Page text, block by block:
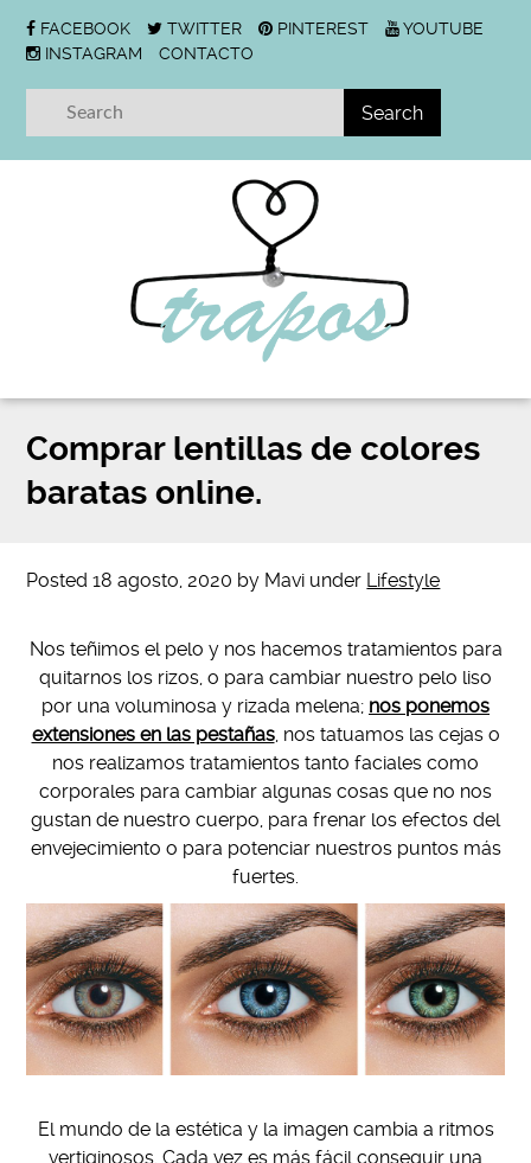
FACEBOOK TWITTER PINTEREST
YOUTUBE
INSTAGRAM
CONTACTO
Comprar lentillas de colores
baratas online.
Posted18 agosto, 2020 by Mavi under Lifestyle
Nos teñimos el pelo y nos hacemos tratamientos para
quitarnos los rizos, o para cambiar nuestro pelo liso
por una voluminosa y rizada melena; nos ponemos
extensiones en las pestañas, nos tatuamos las cejas o
nos realizamos tratamientos tanto faciales como
corporales para cambiar algunas cosas que no nos
gustan de nuestro cuerpo, para frenar los efectos del
envejecimiento o para potenciar nuestros puntos más
fuertes.
El mundo de la estética y la imagen cambia a ritmos
vertiginosos. Cada vez es más fácil conseguir una